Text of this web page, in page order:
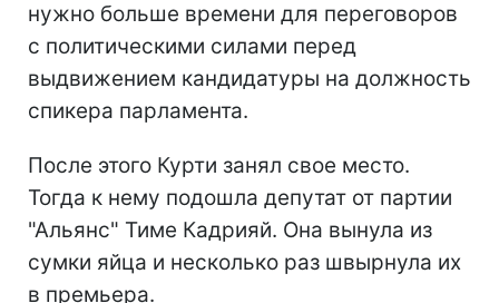
нужно больше времени для переговоров
с политическими силами перед
выдвижением кандидатуры на должность
спикера парламента.
После этого Курти занял свое место.
Тогда к нему подошла депутат от партии
"Альянс" Тиме Кадрияй. Она вынула из
сумки яйца и несколько раз швырнула их
в премьера.